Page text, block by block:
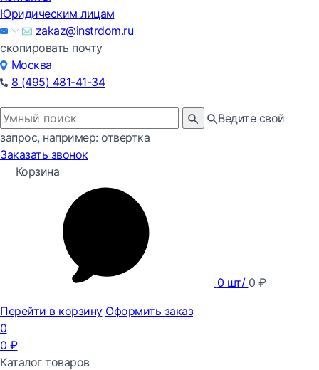
Юридическим лицам
zakaz@instrdom.ru
скопировать почту
Москва
8 (495) 481-41-34
Ведите свой
запрос, например: отвертка
Заказать звонок
Корзина
0 шт/ 0 ₽
Перейти в корзину Оформить заказ
0
0 ₽
Каталог товаров